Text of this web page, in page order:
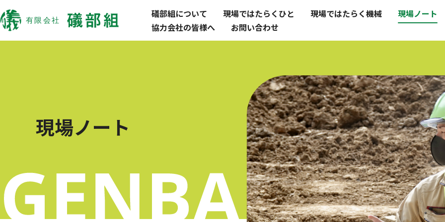
礒部組について 現場ではたらくひと 現場ではたらく機械
現場ノート
協力会社の皆様へ
お問い合わせ
現場ノート